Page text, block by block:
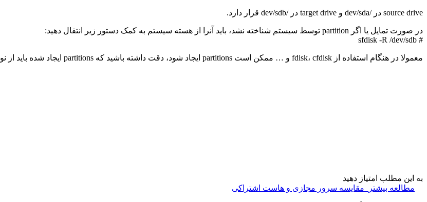
source drive در /dev/sda و target drive در /dev/sdb قرار دارد.
در صورت تمایل یا اگر partition توسط سیستم شناخته نشد، باید آنرا از هسته سیستم به کمک دستور زیر انتقال دهید:
# sfdisk -R /dev/sdb
معمولا در هنگام استفاده از fdisk، cfdisk و … ممکن است partitions ایجاد شود، دقت داشته باشید که partitions ایجاد شده باید از نوع Linux raid autodetect (ID fd) باشد.
به این مطلب امتیاز دهید
مطالعه بیشتر
مقایسه سرور مجازی و هاست اشتراکی